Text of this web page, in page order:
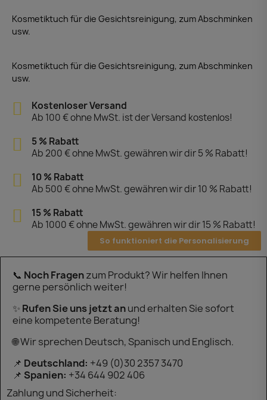
Kosmetiktuch für die Gesichtsreinigung, zum Abschminken
usw.
Kosmetiktuch für die Gesichtsreinigung, zum Abschminken
usw.
Kostenloser Versand
Ab 100 € ohne MwSt. ist der Versand kostenlos!
5 % Rabatt
Ab 200 € ohne MwSt. gewähren wir dir 5 % Rabatt!
10 % Rabatt
Ab 500 € ohne MwSt. gewähren wir dir 10 % Rabatt!
15 % Rabatt
Ab 1000 € ohne MwSt. gewähren wir dir 15 % Rabatt!
So funktioniert die Personalisierung
📞 Noch Fragenzum Produkt? Wir helfen Ihnen
gerne persönlich weiter!
✨ Rufen Sie uns jetzt anund erhalten Sie sofort
eine kompetente Beratung!
🌐 Wir sprechen Deutsch, Spanisch und Englisch.
📌 Deutschland: +49 (0)30 2357 3470
📌 Spanien: +34 644 902 406
Zahlung und Sicherheit: